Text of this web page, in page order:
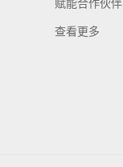
赋能合作伙伴
查看更多